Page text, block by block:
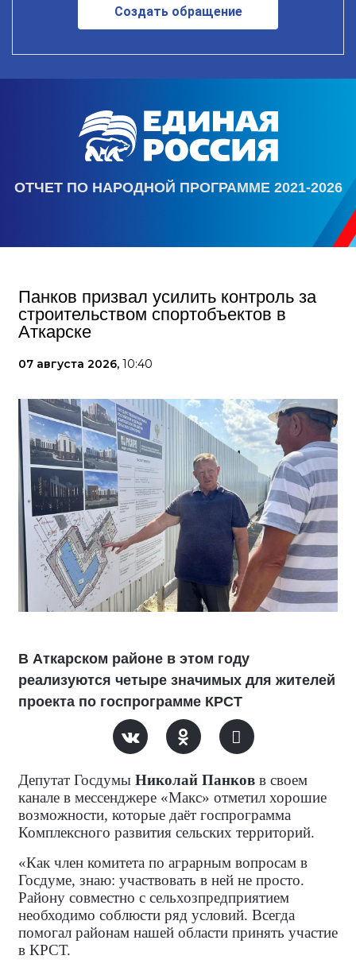
Создать обращение
ОТЧЕТ ПО НАРОДНОЙ ПРОГРАММЕ 2021-2026
Панков призвал усилить контроль за
строительством спортобъектов в
Аткарске
07 августа 2026, 10:40
В Аткарском районе в этом году
реализуются четыре значимых для жителей
проекта по госпрограмме КРСТ
Депутат Госдумы Николай Панков в своем
канале в мессенджере «Макс» отметил хорошие
возможности, которые даёт госпрограмма
Комплексного развития сельских территорий.
«Как член комитета по аграрным вопросам в
Госдуме, знаю: участвовать в ней не просто.
Району совместно с сельхозпредприятием
необходимо соблюсти ряд условий. Всегда
помогал районам нашей области принять участие
в КРСТ.